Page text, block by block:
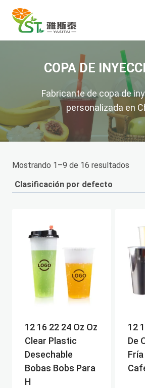
Saltar
Contenido
COPA DE
Fabricante de copa de
personalizada en
Mostrando 1–9 de 16 resultados
12 16 22 24 Oz Oz
Clear Plastic
Desechable
Bobas Bobs Para
H
12
De